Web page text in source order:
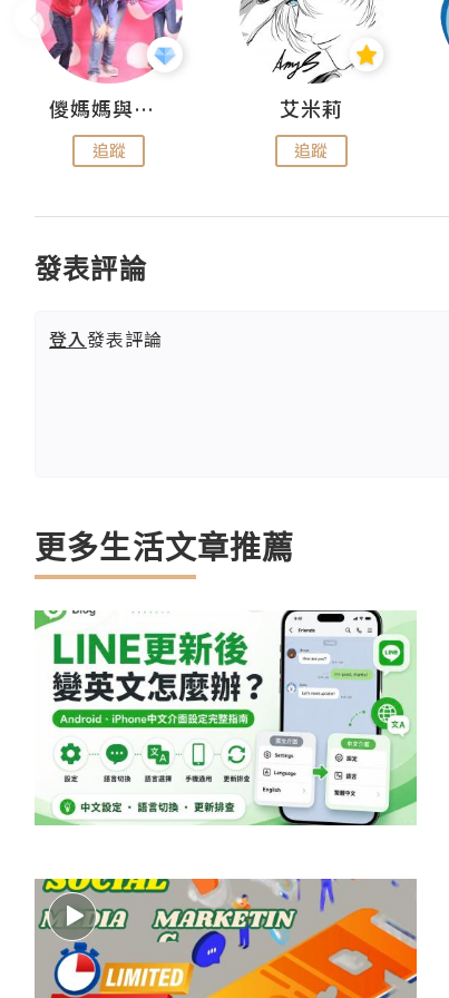
儍媽媽與兩隻小魔怪之家
追蹤
艾米莉
追蹤
發表評論
登入發表評論
更多生活文章推薦